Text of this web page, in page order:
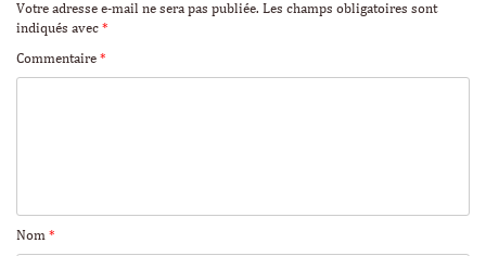
Votre adresse e-mail ne sera pas publiée. Les champs obligatoires sont
indiqués avec *
Commentaire *
Nom *